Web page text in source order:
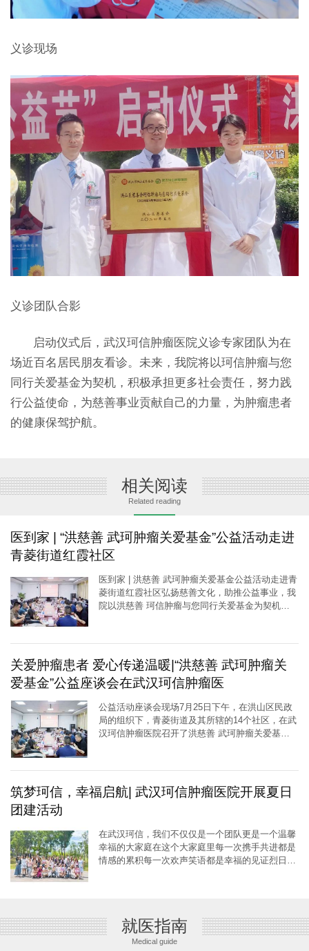
义诊现场
义诊团队合影
启动仪式后，武汉珂信肿瘤医院义诊专家团队为在
场近百名居民朋友看诊。未来，我院将以珂信肿瘤与您
同行关爱基金为契机，积极承担更多社会责任，努力践
行公益使命，为慈善事业贡献自己的力量，为肿瘤患者
的健康保驾护航。
相关阅读
Related reading
医到家 | “洪慈善 武珂肿瘤关爱基金”公益活动走进
青菱街道红霞社区
医到家 | 洪慈善 武珂肿瘤关爱基金公益活动走进青
菱街道红霞社区弘扬慈善文化，助推公益事业，我
院以洪慈善 珂信肿瘤与您同行关爱基金为契机，
关爱肿瘤患者 爱心传递温暖|“洪慈善 武珂肿瘤关
爱基金”公益座谈会在武汉珂信肿瘤医
公益活动座谈会现场7月25日下午，在洪山区民政
局的组织下，青菱街道及其所辖的14个社区，在武
汉珂信肿瘤医院召开了洪慈善 武珂肿瘤关爱基金
筑梦珂信，幸福启航| 武汉珂信肿瘤医院开展夏日
团建活动
在武汉珂信，我们不仅仅是一个团队更是一个温馨
幸福的大家庭在这个大家庭里每一次携手共进都是
情感的累积每一次欢声笑语都是幸福的见证烈日炎
就医指南
Medical guide